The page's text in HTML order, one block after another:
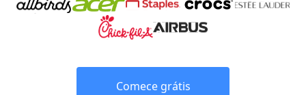
Comece grátis